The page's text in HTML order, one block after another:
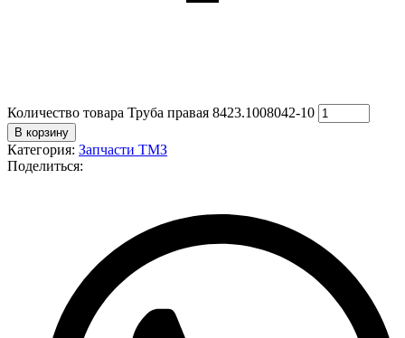
Количество товара Труба правая 8423.1008042-10
В корзину
Категория: Запчасти ТМЗ
Поделиться: